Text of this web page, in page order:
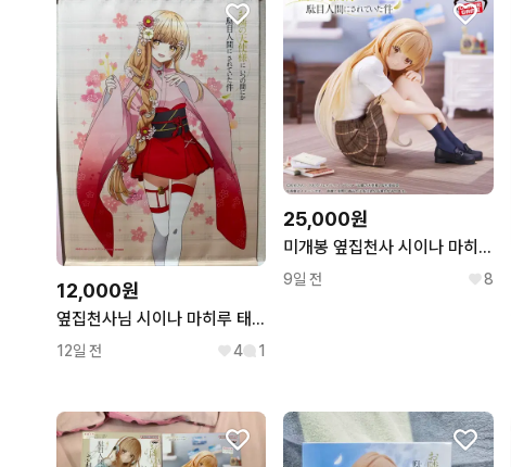
12,000원
옆집천사님 시이나 마히루 태피스트리
12일 전 4 1
25,000원
미개봉 옆집천사 시이나 마히루 피규어 반프레스토
9일 전 8